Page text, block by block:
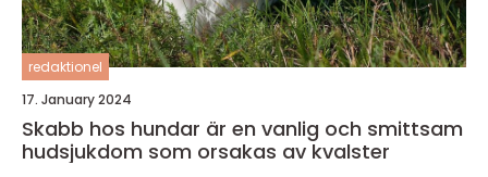
redaktionel
17. January 2024
Skabb hos hundar är en vanlig och smittsam
hudsjukdom som orsakas av kvalster